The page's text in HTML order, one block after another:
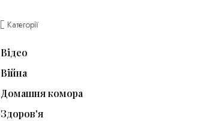
Категорії
Відео
Війна
Домашня комора
Здоров'я